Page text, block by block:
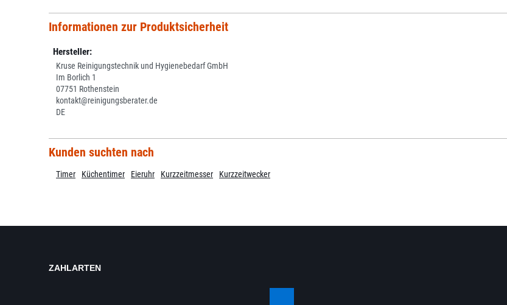
Informationen zur Produktsicherheit
Hersteller:
Kruse Reinigungstechnik und Hygienebedarf GmbH
Im Borlich 1
07751 Rothenstein
kontakt@reinigungsberater.de
DE
Kunden suchten nach
Timer Küchentimer Eieruhr Kurzzeitmesser Kurzzeitwecker
ZAHLARTEN